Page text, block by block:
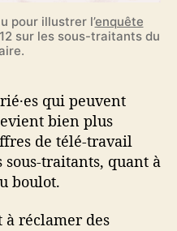
pour illustrer l’enquête
sur les sous-traitants du
qui peuvent
bien plus
de télé-travail
sous-traitants, quant à
boulot.
à réclamer des